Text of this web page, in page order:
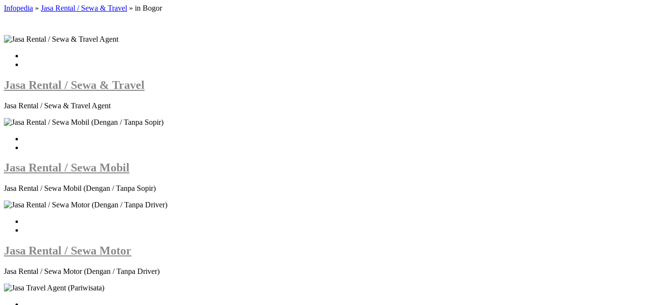
Infopedia » Jasa Rental / Sewa & Travel » in Bogor
Jasa Rental / Sewa & Travel
Jasa Rental / Sewa & Travel Agent
Jasa Rental / Sewa Mobil
Jasa Rental / Sewa Mobil (Dengan / Tanpa Sopir)
Jasa Rental / Sewa Motor
Jasa Rental / Sewa Motor (Dengan / Tanpa Driver)